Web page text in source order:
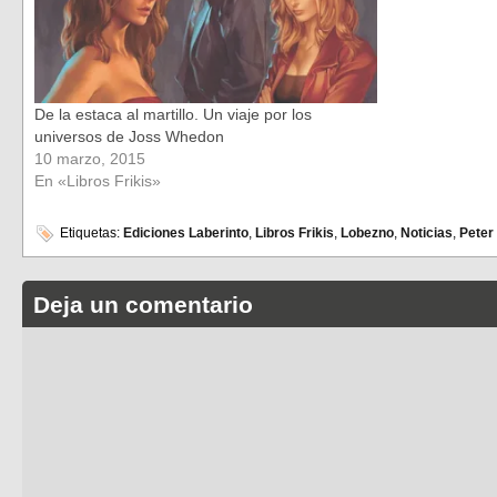
De la estaca al martillo. Un viaje por los
universos de Joss Whedon
10 marzo, 2015
En «Libros Frikis»
Etiquetas: Ediciones Laberinto, Libros Frikis, Lobezno, Noticias,
Deja un comentario